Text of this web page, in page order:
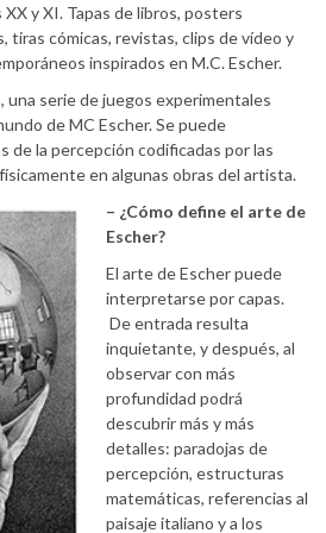
y XI. Tapas de libros, posters
tiras cómicas, revistas, clips de vídeo y
inspirados en M.C. Escher.
una serie de juegos experimentales
de MC Escher. Se puede
de la percepción codificadas por las
en algunas obras del artista.
– ¿Cómo define el arte de
Escher?
El arte de Escher puede
interpretarse por capas.
De entrada resulta
inquietante, y después, al
observar con más
profundidad podrá
descubrir más y más
detalles: paradojas de
percepción, estructuras
matemáticas, referencias al
paisaje italiano y a los